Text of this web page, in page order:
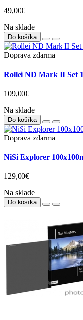
49,00€
Na sklade
Do košíka
Doprava zdarma
Rollei ND Mark II Set
109,00€
Na sklade
Do košíka
Doprava zdarma
NiSi Explorer
129,00€
Na sklade
Do košíka